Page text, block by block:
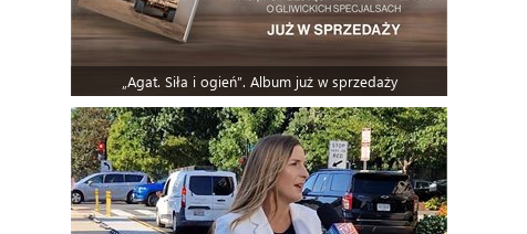
„Agat. Siła i ogień”. Album już w sprzedaży